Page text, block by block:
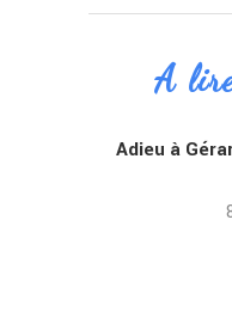
A
Adieu à